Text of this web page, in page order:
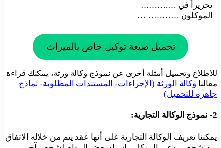
تحريراً في ….………
الموكلون ……………
تحميل صيغة توكيل خاص بالميراث
للاطلاع وتحميل أمثلة أخرى عن نموذج وكالة ورثة، يمكنك قراءة
مقالنا وكالة الورثة (الإجراءات- المستندات المطلوبة- نماذج
جاهزة للتحميل)
2- نموذج الوكالة التجارية:
يمكننا تعريف الوكالة التجارية على أنها عقد يتم من خلاله الاتفاق